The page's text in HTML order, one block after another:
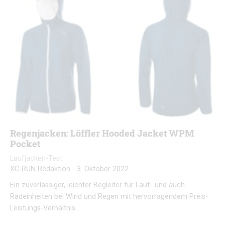
Regenjacken: Löffler Hooded Jacket WPM
Pocket
Laufjacken-Test
XC-RUN Redaktion - 3. Oktober 2022
Ein zuverlässiger, leichter Begleiter für Lauf- und auch
Radeinheiten bei Wind und Regen mit hervorragendem Preis-
Leistungs-Verhältnis…